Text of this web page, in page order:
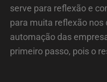
serve para reflexão e
para muita reflexão nos
automação das
primeiro passo, pois o